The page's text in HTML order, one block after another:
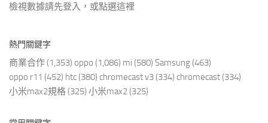
檢視數據請先登入，或點選這裡
熱門關鍵字
商業合作 (1,353) oppo (1,086) mi (580) Samsung (463)
oppo r11 (452) htc (380) chromecast v3 (334) chromecast (334)
小米max2規格 (325) 小米max2 (325)